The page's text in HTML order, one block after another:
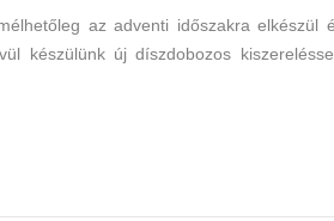
az adventi időszakra elkészül
készülünk új díszdobozos